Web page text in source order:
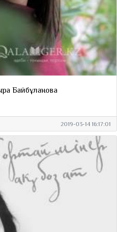
Байбұланова
2019-03-14 16:17:01